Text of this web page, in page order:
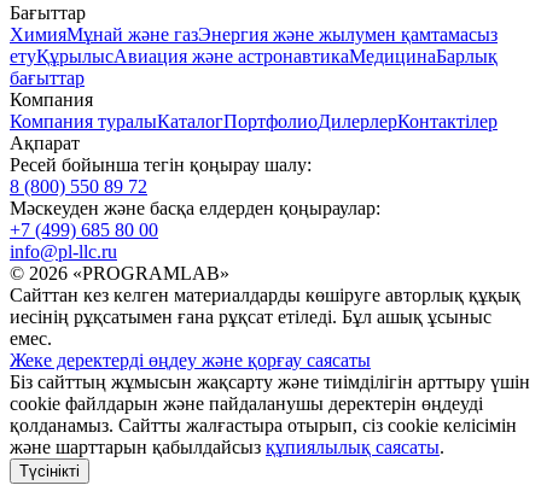
Бағыттар
ХимияМұнай және газЭнергия және жылумен қамтамасыз
етуҚұрылысАвиация және астронавтикаМедицинаБарлық
бағыттар
Компания
Компания туралыКаталогПортфолиоДилерлерКонтактілер
Ақпарат
Ресей бойынша тегін қоңырау шалу:
8 (800) 550 89 72
Мәскеуден және басқа елдерден қоңыраулар:
+7 (499) 685 80 00
info@pl-llc.ru
© 2026 «PROGRAMLAB»
Сайттан кез келген материалдарды көшіруге авторлық құқық
иесінің рұқсатымен ғана рұқсат етіледі. Бұл ашық ұсыныс
емес.
Жеке деректерді өңдеу және қорғау саясаты
Біз сайттың жұмысын жақсарту және тиімділігін арттыру үшін
cookie файлдарын және пайдаланушы деректерін өңдеуді
қолданамыз. Сайтты жалғастыра отырып, сіз cookie келісімін
және шарттарын қабылдайсыз құпиялылық саясаты.
Түсінікті